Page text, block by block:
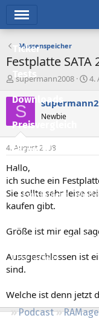
Ticker
Downloads
Preisvergleich
Forum
Aktuelles
Empfohlene Inhalte
Neueste Aktivitäten
Leserartikel
Podcast
Massenspeicher
Festplatte
E
s
t
e
l
e
r
supermann2008
E
s
t
m
4.
S Newbie
4. August 2008
Hallo,
ich suche ein
Sie sollte sehr leise
kaufen gibt.
Größe ist mir egal
Aussgeschlossen ist
sind.
Welche ist denn jetzt